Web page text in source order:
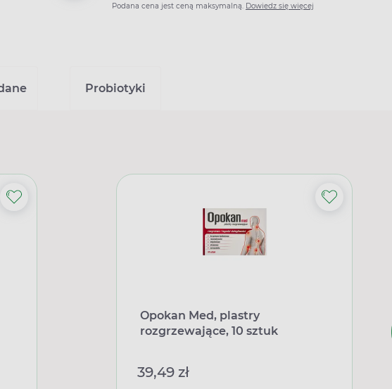
Podana cena jest ceną maksymalną. Dowiedz się więcej
Probiotyki
Opokan Med, plastry
rozgrzewające, 10 sztuk
39,49 zł